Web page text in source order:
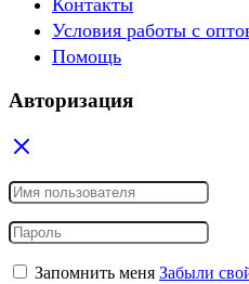
Условия работы с
Помощь
Авторизация
Запомнить меня Забыли